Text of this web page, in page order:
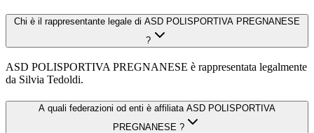
Chi è il rappresentante legale di ASD POLISPORTIVA PREGNANESE
?
ASD POLISPORTIVA PREGNANESE è rappresentata legalmente
da Silvia Tedoldi.
A quali federazioni od enti è affiliata ASD POLISPORTIVA
PREGNANESE ?